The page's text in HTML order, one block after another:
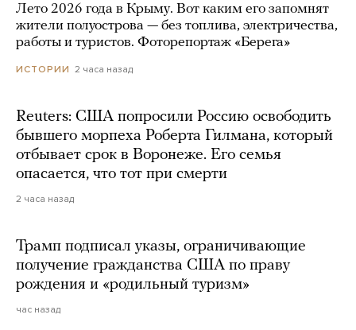
Лето 2026 года в Крыму. Вот каким его запомнят
жители полуострова — без топлива, электричества,
работы и туристов. Фоторепортаж «Берега»
ИСТОРИИ 2 часа назад
Reuters: США попросили Россию освободить
бывшего морпеха Роберта Гилмана, который
отбывает срок в Воронеже. Его семья
опасается, что тот при смерти
2 часа назад
Трамп подписал указы, ограничивающие
получение гражданства США по праву
рождения и «родильный туризм»
час назад